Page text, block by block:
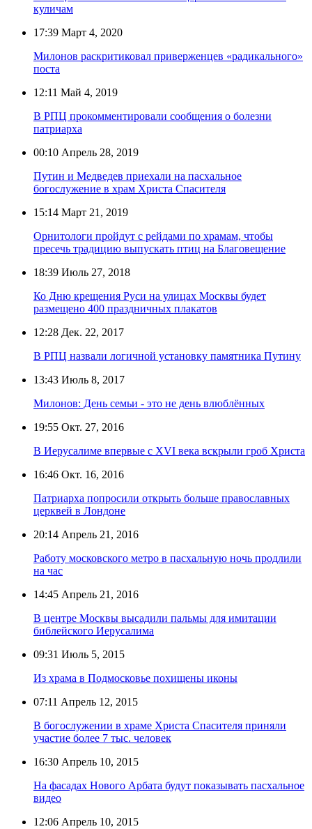
куличам
17:39 Март 4, 2020
Милонов раскритиковал приверженцев «радикального»
поста
12:11 Май 4, 2019
В РПЦ прокомментировали сообщения о болезни
патриарха
00:10 Апрель 28, 2019
Путин и Медведев приехали на пасхальное
богослужение в храм Христа Спасителя
15:14 Март 21, 2019
Орнитологи пройдут с рейдами по храмам, чтобы
пресечь традицию выпускать птиц на Благовещение
18:39 Июль 27, 2018
Ко Дню крещения Руси на улицах Москвы будет
размещено 400 праздничных плакатов
12:28 Дек. 22, 2017
В РПЦ назвали логичной установку памятника Путину
13:43 Июль 8, 2017
Милонов: День семьи - это не день влюблённых
19:55 Окт. 27, 2016
В Иерусалиме впервые с XVI века вскрыли гроб Христа
16:46 Окт. 16, 2016
Патриарха попросили открыть больше православных
церквей в Лондоне
20:14 Апрель 21, 2016
Работу московского метро в пасхальную ночь продлили
на час
14:45 Апрель 21, 2016
В центре Москвы высадили пальмы для имитации
библейского Иерусалима
09:31 Июль 5, 2015
Из храма в Подмосковье похищены иконы
07:11 Апрель 12, 2015
В богослужении в храме Христа Спасителя приняли
участие более 7 тыс. человек
16:30 Апрель 10, 2015
На фасадах Нового Арбата будут показывать пасхальное
видео
12:06 Апрель 10, 2015